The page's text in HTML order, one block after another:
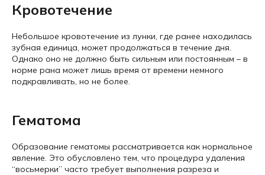
Кровотечение
Небольшое кровотечение из лунки, где ранее находилась
зубная единица, может продолжаться в течение дня.
Однако оно не должно быть сильным или постоянным – в
норме рана может лишь время от времени немного
подкравливать, но не более.
Гематома
Образование гематомы рассматривается как нормальное
явление. Это обусловлено тем, что процедура удаления
“восьмерки” часто требует выполнения разреза и